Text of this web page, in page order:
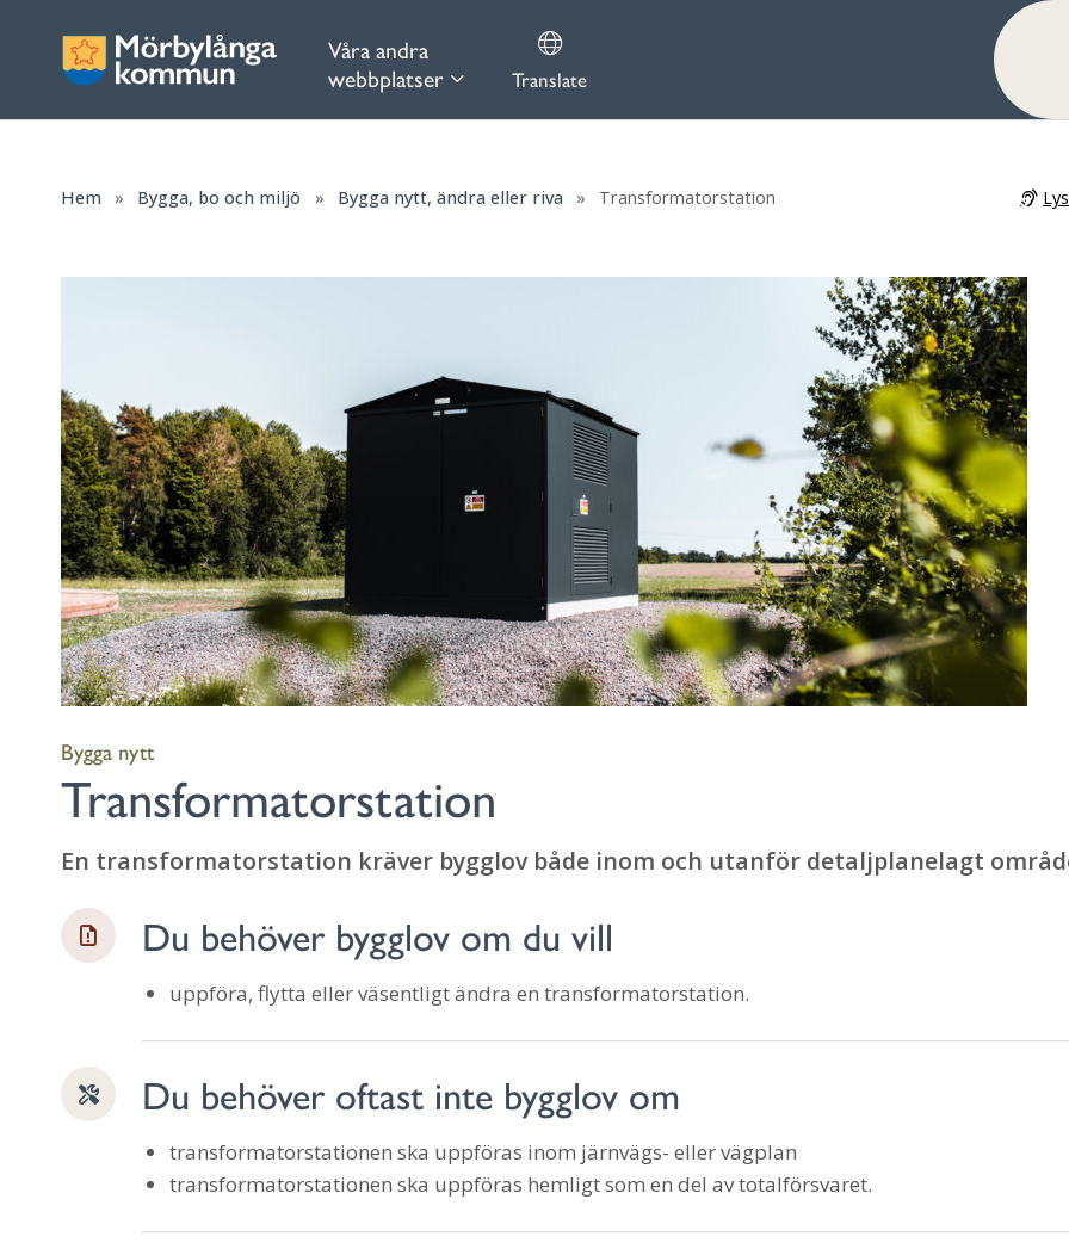
Våra andra
webbplatser
Translate
Hem » Bygga, bo och miljö » Bygga nytt, ändra eller riva » Transformatorstation
Bygga nytt
Transformatorstation
En transformatorstation kräver bygglov både inom och utanför detaljplanelagt
Du behöver bygglov om du vill
uppföra, flytta eller väsentligt ändra en transformatorstation.
Du behöver oftast inte bygglov om
transformatorstationen ska uppföras inom järnvägs- eller vägplan
transformatorstationen ska uppföras hemligt som en del av totalförsvaret.